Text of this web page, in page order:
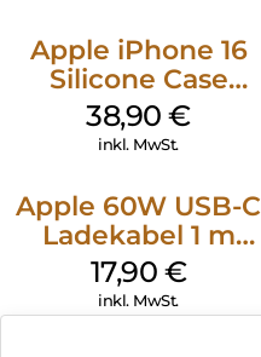
Apple iPhone 16
Silicone Case
MagSafe
Ultramarine
38,90€
inkl. MwSt.
Apple 60W USB-C
Ladekabel 1 m
Weiß
17,90 €
inkl. MwSt.